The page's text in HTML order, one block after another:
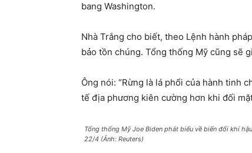
bang Washington.
Nhà Trắng cho biết, theo Lệnh hành
bảo tồn chúng. Tổng thống Mỹ cũng sẽ
Ông nói: “Rừng là lá phổi của hành tinh
tế địa phương kiên cường hơn khi đối
Tổng thống Mỹ Joe Biden phát biểu về biến đổi khí
22/4 (Ảnh: Reuters)